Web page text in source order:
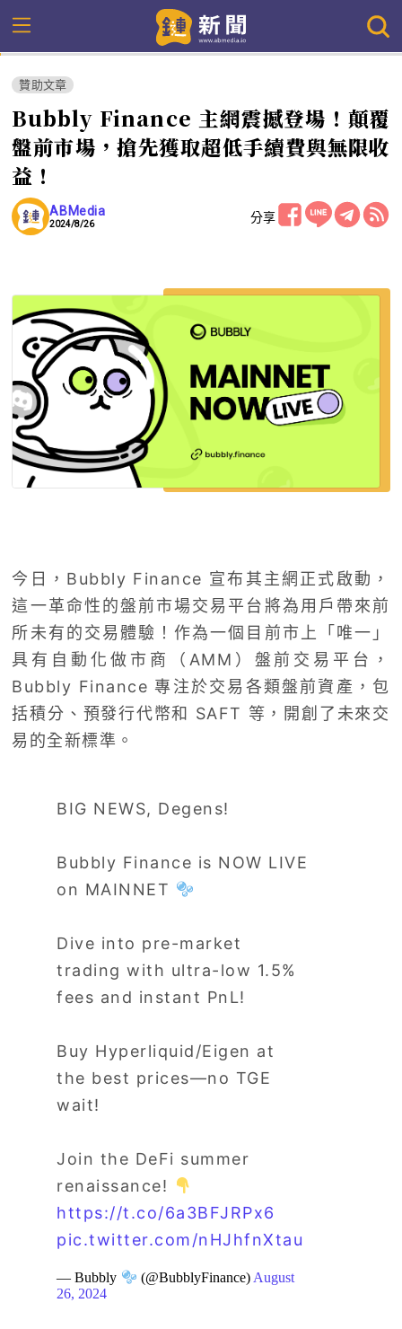
贊助文章
Bubbly Finance 主網震撼登場！顛覆
盤前市場，搶先獲取超低手續費與無限收
益！
ABMedia
2024/8/26 分享
今日，Bubbly Finance 宣布其主網正式啟動，
這一革命性的盤前市場交易平台將為用戶帶來前
所未有的交易體驗！作為一個目前市上「唯一」
具有自動化做市商（AMM）盤前交易平台，
Bubbly Finance 專注於交易各類盤前資產，包
括積分、預發行代幣和 SAFT 等，開創了未來交
易的全新標準。
BIG NEWS, Degens!
Bubbly Finance is NOW LIVE
on MAINNET
Dive into pre-market
trading with ultra-low 1.5%
fees and instant PnL!
Buy Hyperliquid/Eigen at
the best prices—no TGE
wait!
Join the DeFi summer
renaissance!
https://t.co/6a3BFJRPx6
pic.twitter.com/nHJhfnXtau
— Bubbly (@BubblyFinance) August
26, 2024